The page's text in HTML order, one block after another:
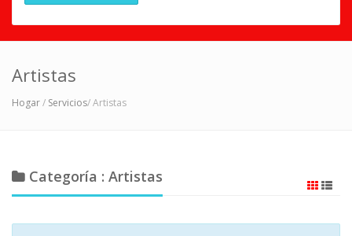
Artistas
Hogar/ Servicios/ Artistas
Categoría : Artistas